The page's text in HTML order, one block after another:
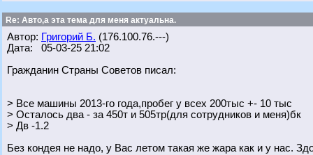
Re: Авто,а эта тема для меня актуальна.
Автор: Григорий Б. (176.100.76.---)
Дата: 05-03-25 21:02
Гражданин Страны Советов писал:
> Все машины 2013-го года,пробег у всех 200тыс +- 10 тыс
> Осталось два - за 450т и 505тр(для сотрудников и меня)бк
> Дв -1.2
Без кондея не надо, у Вас летом такая же жара как и у нас.